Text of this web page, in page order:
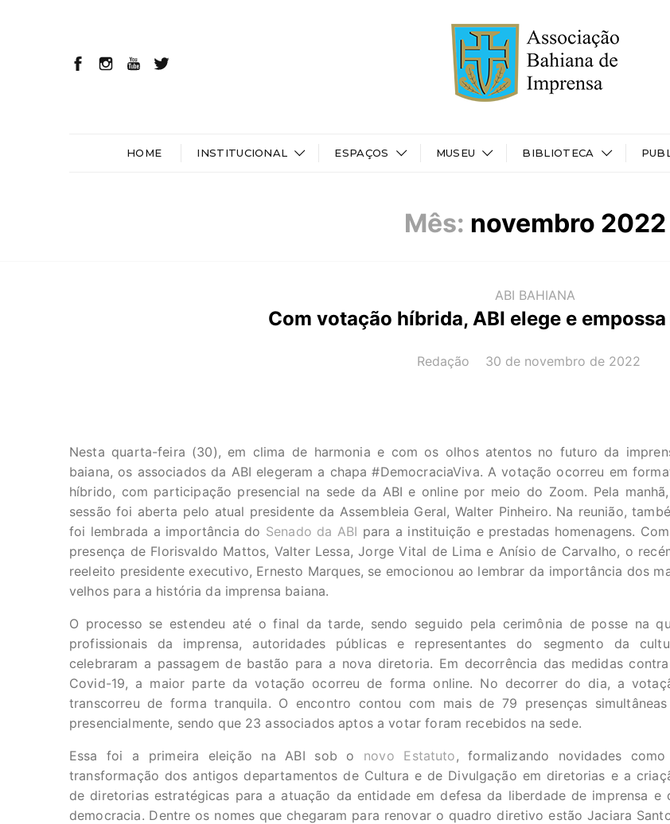
HOME INSTITUCIONAL ESPAÇOS MUSEU BIBLIOTECA
Mês: novembro 2022
ABI BAHIANA
Com votação híbrida, ABI elege e
AUTOR(A):
Redação DATA:
30 de novembro de 2022
Nesta quarta-feira (30), em clima de harmonia e com os olhos atentos no futuro da
baiana, os associados da ABI elegeram a chapa #DemocraciaViva. A votação ocorreu em
híbrido, com participação presencial na sede da ABI e online por meio do Zoom. Pela
sessão foi aberta pelo atual presidente da Assembleia Geral, Walter Pinheiro. Na reunião,
foi lembrada a importância do Senado da ABI para a instituição e prestadas homenagens.
presença de Florisvaldo Mattos, Valter Lessa, Jorge Vital de Lima e Anísio de Carvalho, o
reeleito presidente executivo, Ernesto Marques, se emocionou ao lembrar da importância dos
velhos para a história da imprensa baiana.
O processo se estendeu até o final da tarde, sendo seguido pela cerimônia de posse na
profissionais da imprensa, autoridades públicas e representantes do segmento da
celebraram a passagem de bastão para a nova diretoria. Em decorrência das medidas
Covid-19, a maior parte da votação ocorreu de forma online. No decorrer do dia, a
transcorreu de forma tranquila. O encontro contou com mais de 79 presenças
presencialmente, sendo que 23 associados aptos a votar foram recebidos na sede.
Essa foi a primeira eleição na ABI sob o novo Estatuto, formalizando novidades
transformação dos antigos departamentos de Cultura e de Divulgação em diretorias e a
de diretorias estratégicas para a atuação da entidade em defesa da liberdade de imprensa e
democracia. Dentre os nomes que chegaram para renovar o quadro diretivo estão Jaciara